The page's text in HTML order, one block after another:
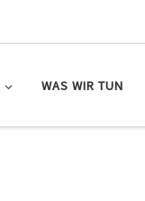
WAS WIR TUN